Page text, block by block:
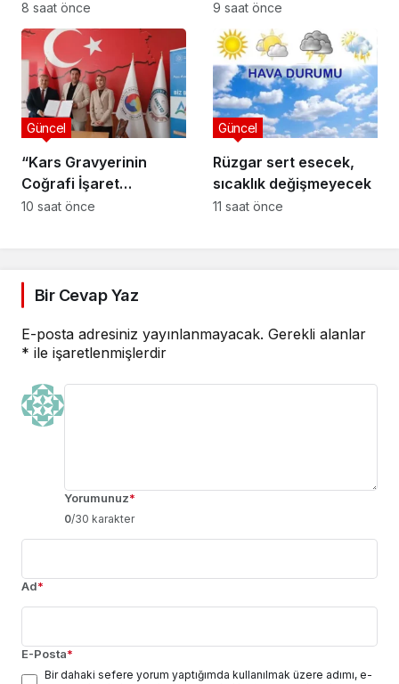
8 saat önce
Esnafına Destek
Ziyareti: “Sektörde
Adalet Sağlanmalı”
9 saat önce
“Kars Gravyerinin
Coğrafi İşaret
Niteliğinin
Güncel
10 saat önce
Rüzgar sert esecek,
sıcaklık değişmeyecek
Güncel
11 saat önce
Bir Cevap Yaz
E-posta adresiniz yayınlanmayacak. Gerekli alanlar
* ile işaretlenmişlerdir
Yorumunuz*
0/30 karakter
Ad*
E-Posta*
Bir dahaki sefere yorum yaptığımda kullanılmak üzere adımı, e-